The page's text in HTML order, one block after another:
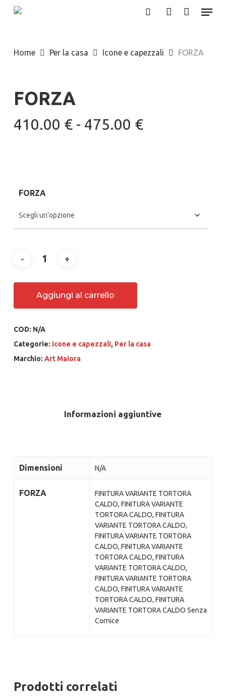
Skip
content
Menu
Home Per la casa Icone e capezzali FORZA
FORZA
410.00 € - 475.00 €Fascia
475.00 €
FORZA
Aggiungi al carrello
COD: N/A
Categorie: Icone e capezzali, Per la casa
Marchio: Art Maiora
Informazioni aggiuntive
Dimensioni N/A
FORZA
FINITURA VARIANTE TORTORA
CALDO, FINITURA VARIANTE
TORTORA CALDO, FINITURA
VARIANTE TORTORA CALDO,
FINITURA VARIANTE TORTORA
CALDO, FINITURA VARIANTE
TORTORA CALDO, FINITURA
VARIANTE TORTORA CALDO,
FINITURA VARIANTE TORTORA
CALDO, FINITURA VARIANTE
TORTORA CALDO, FINITURA
VARIANTE TORTORA CALDO Senza
Cornice
Prodotti correlati